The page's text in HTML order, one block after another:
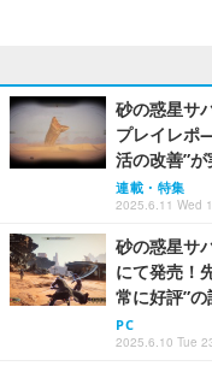
砂の惑星サ
プレイレポ
活の改善”が
連載・特集
2025.6.11 Wed
砂の惑星サ
にて発売！
常に好評”
PC
2025.6.10 Tue